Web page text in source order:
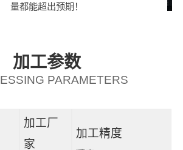
量都能超出预期！
加工参数
PARAMETERS
加工厂
家
加工精度